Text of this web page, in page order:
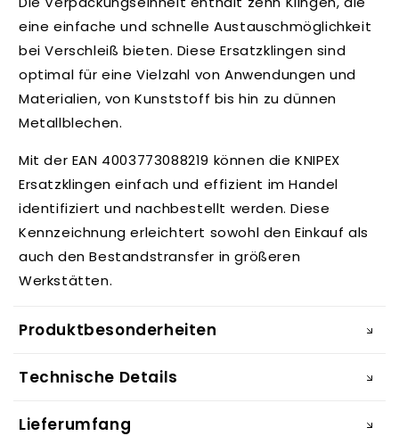
t
eine einfache und schnelle Austauschmöglichkeit
bei Verschleiß bieten. Diese Ersatzklingen sind
optimal für eine Vielzahl von Anwendungen und
Materialien, von Kunststoff bis hin zu dünnen
Metallblechen.
Mit der EAN 4003773088219 können die KNIPEX
Ersatzklingen einfach und effizient im Handel
identifiziert und nachbestellt werden. Diese
Kennzeichnung erleichtert sowohl den Einkauf als
auch den Bestandstransfer in größeren
Werkstätten.
Produktbesonderheiten
Technische Details
Lieferumfang